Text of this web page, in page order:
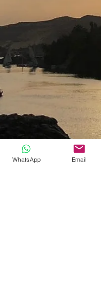
WhatsApp Email